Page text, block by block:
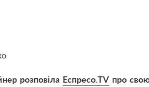
розповіла Еспресо.TVпро